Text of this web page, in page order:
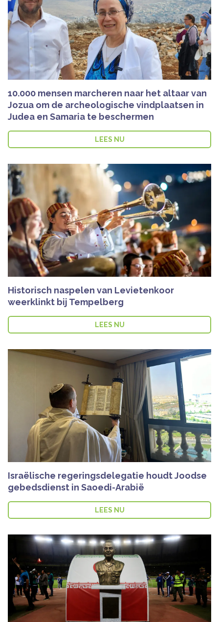
10.000 mensen marcheren naar het altaar van
Jozua om de archeologische vindplaatsen in
Judea en Samaria te beschermen
LEES NU
Historisch naspelen van Levietenkoor
weerklinkt bij Tempelberg
LEES NU
Israëlische regeringsdelegatie houdt Joodse
gebedsdienst in Saoedi-Arabië
LEES NU